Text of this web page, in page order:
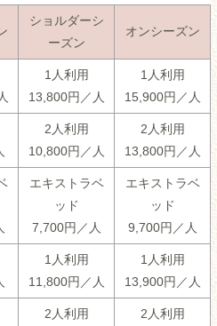
ショルダーシ
ーズン
オンシーズン
1人利用
13,800円／人
1人利用
15,900円／人
2人利用
10,800円／人
2人利用
13,800円／人
エキストラベ
ッド
7,700円／人
エキストラベ
ッド
9,700円／人
1人利用
11,800円／人
1人利用
13,900円／人
2人利用
2人利用